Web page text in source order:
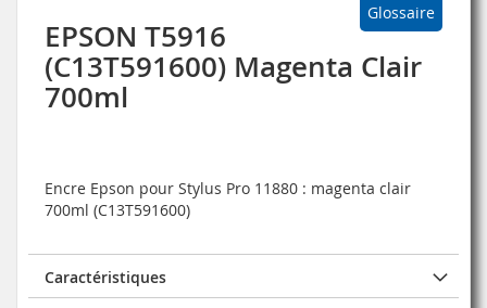
Glossaire
EPSON T5916
(C13T591600) Magenta Clair
700ml
Encre Epson pour Stylus Pro 11880 : magenta clair
700ml (C13T591600)
Caractéristiques